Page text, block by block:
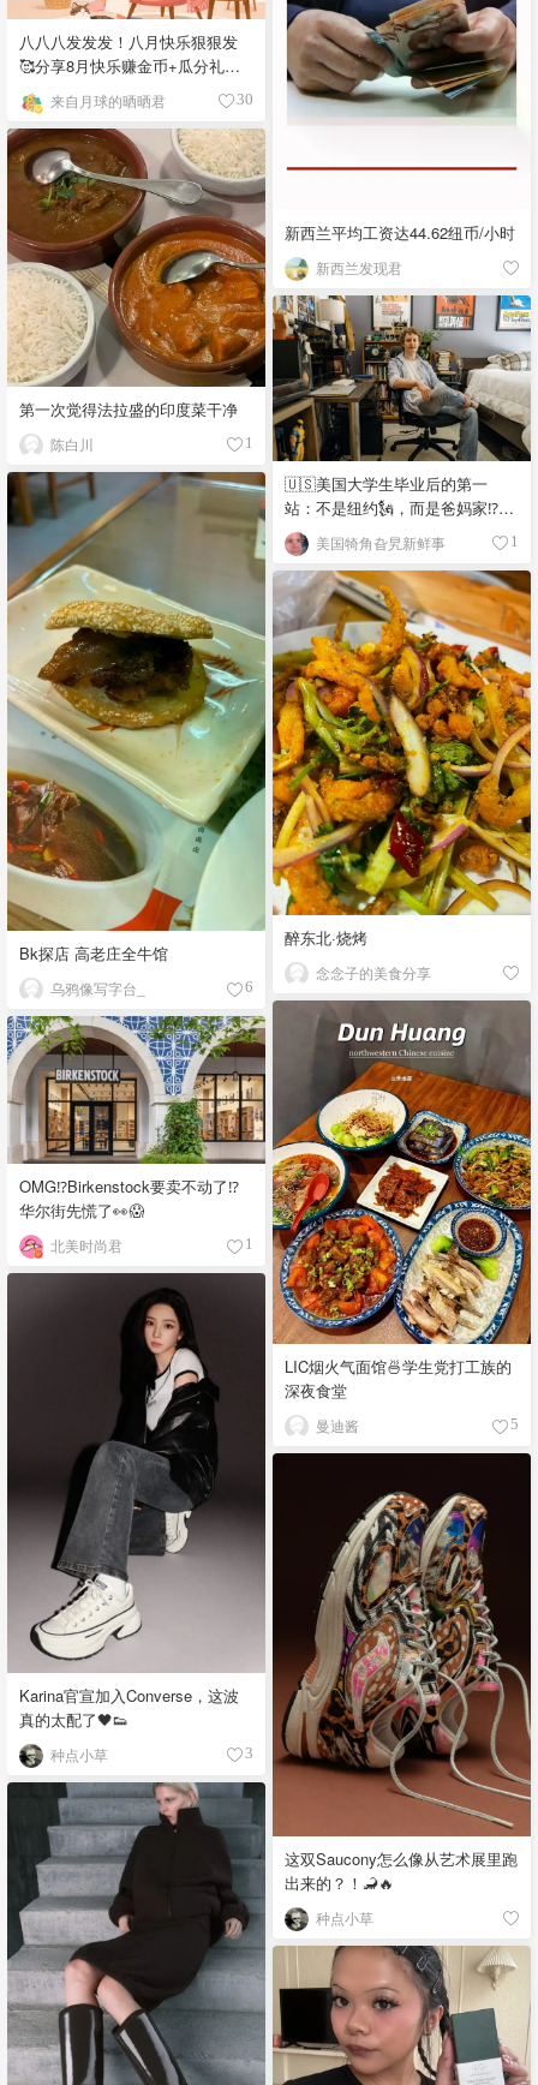
八八八发发发！八月快乐狠狠发
🥰分享8月快乐赚金币+瓜分礼卡
啦~
来自月球的晒晒君 30
新西兰平均工资达44.62纽币/小时
新西兰发现君
第一次觉得法拉盛的印度菜干净
陈白川 1
🇺🇸美国大学生毕业后的第一
站：不是纽约🗽，而是爸妈家⁉️😂
🏠
美国犄角旮旯新鲜事 1
Bk探店 高老庄全牛馆
乌鸦像写字台_ 6
醉东北·烧烤
念念子的美食分享
LIC烟火气面馆🍜学生党打工族的
深夜食堂
曼迪酱 5
OMG⁉️Birkenstock要卖不动了⁉
华尔街先慌了👀😱
北美时尚君 1
Karina官宣加入Converse，这波
真的太配了🖤👟
种点小草 3
这双Saucony怎么像从艺术展里跑
出来的？！🦂🔥
种点小草